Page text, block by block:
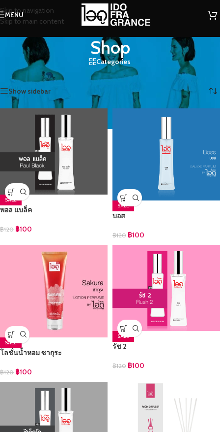
Skip to navigation
Skip to main content
MENU
Shop
Categories
หน้าหลัก/Shop/หน้า 9 Showing 97–108 of 176 results
Show sidebar
SALE
พอล แบล็ค
฿120 ฿100
SALE
บอส
฿120 ฿100
SALE
โลชั่นน้ำหอม ซากุระ
฿120 ฿100
SALE
รัช 2
฿120 ฿100